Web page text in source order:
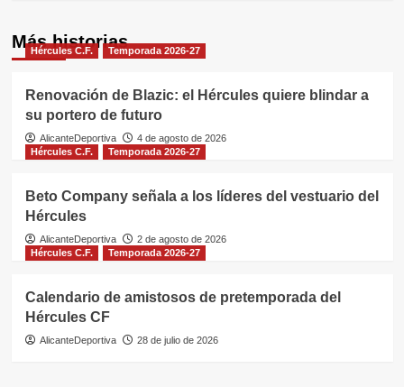
Más historias
Hércules C.F. Temporada 2026-27
Renovación de Blazic: el Hércules quiere blindar a
su portero de futuro
AlicanteDeportiva
4 de agosto de 2026
Hércules C.F.
Temporada 2026-27
Beto Company señala a los líderes del vestuario del
Hércules
AlicanteDeportiva
2 de agosto de 2026
Hércules C.F.
Temporada 2026-27
Calendario de amistosos de pretemporada del
Hércules CF
AlicanteDeportiva 28 de julio de 2026